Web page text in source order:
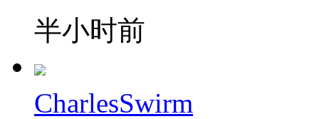
半小时前
CharlesSwirm